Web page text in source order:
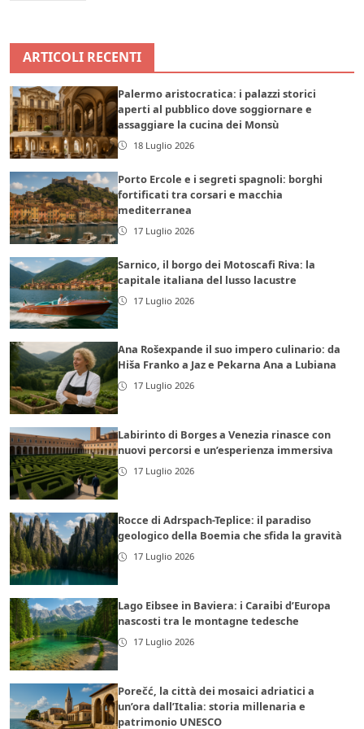
ARTICOLI RECENTI
Palermo aristocratica: i palazzi storici
aperti al pubblico dove soggiornare e
assaggiare la cucina dei Monsù
18 Luglio 2026
Porto Ercole e i segreti spagnoli: borghi
fortificati tra corsari e macchia
mediterranea
17 Luglio 2026
Sarnico, il borgo dei Motoscafi Riva: la
capitale italiana del lusso lacustre
17 Luglio 2026
Ana Rošexpande il suo impero culinario: da
Hiša Franko a Jaz e Pekarna Ana a Lubiana
17 Luglio 2026
Labirinto di Borges a Venezia rinasce con
nuovi percorsi e un’esperienza immersiva
17 Luglio 2026
Rocce di Adrspach-Teplice: il paradiso
geologico della Boemia che sfida la gravità
17 Luglio 2026
Lago Eibsee in Baviera: i Caraibi d’Europa
nascosti tra le montagne tedesche
17 Luglio 2026
Porečć, la città dei mosaici adriatici a
un’ora dall’Italia: storia millenaria e
patrimonio UNESCO